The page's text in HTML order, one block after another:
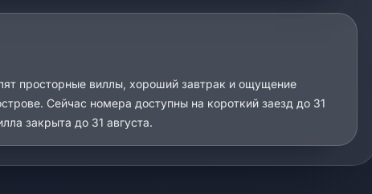
просторные виллы, хороший завтрак и ощущение
Сейчас номера доступны на короткий заезд до 31
закрыта до 31 августа.